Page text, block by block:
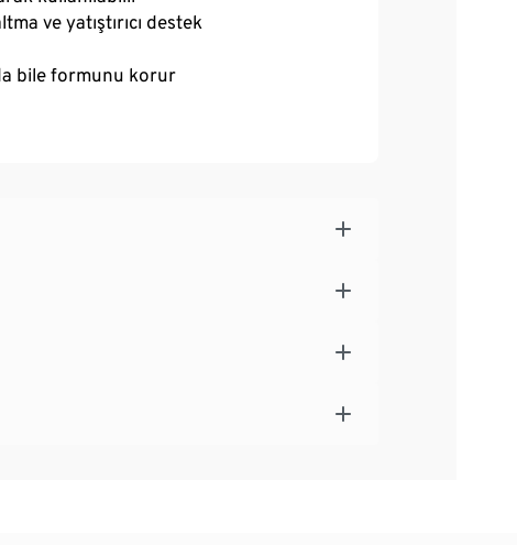
ve yatıştırıcı destek
bile formunu korur